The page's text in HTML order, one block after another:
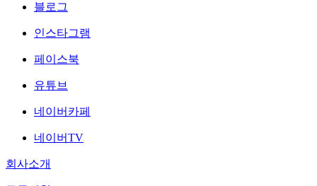
블로그
인스타그램
페이스북
유튜브
네이버카페
네이버TV
회사소개